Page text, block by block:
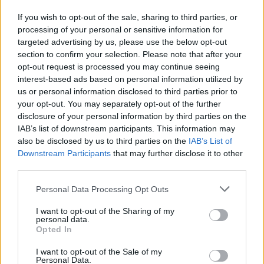
If you wish to opt-out of the sale, sharing to third parties, or
processing of your personal or sensitive information for
targeted advertising by us, please use the below opt-out
section to confirm your selection. Please note that after your
opt-out request is processed you may continue seeing
interest-based ads based on personal information utilized by
us or personal information disclosed to third parties prior to
your opt-out. You may separately opt-out of the further
disclosure of your personal information by third parties on the
IAB’s list of downstream participants. This information may
also be disclosed by us to third parties on the IAB’s List of
Downstream Participants that may further disclose it to other
Please note that this website/app uses one or more Google
not limited to your visit or usage behaviour. You may click to
grant or deny consent to Google and its third-party tags to
use your data for below specified purposes in below Google
consent section.
Personal Data Processing Opt Outs
I want to opt-out of the Sharing of my
personal data.
Opted In
I want to opt-out of the Sale of my
Personal Data.
Gallura, finti clienti svuotano le suite: furto da
50mila nel resort
Meteo Olbia 7 agosto, sole e caldo tornano
protagonisti
Test tunnel Olbia: rampe chiuse ancora fino a
fine agosto
Aggius conquista la classifica delle mete più